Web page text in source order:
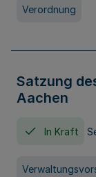
Verordnung
Satzung
Aachen
In Kraft